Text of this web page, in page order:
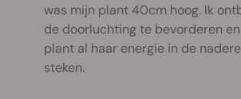
was mijn plant 40cm hoog. Ik
de doorluchting te bevorderen
plant al haar energie in de
steken.